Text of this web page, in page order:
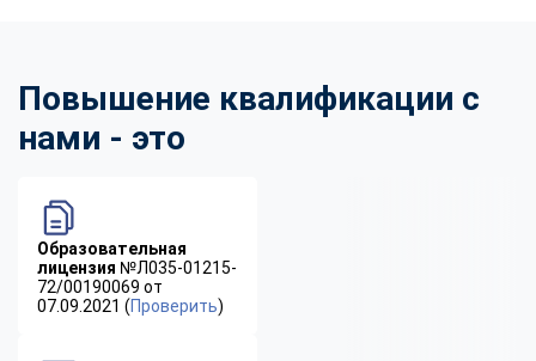
Повышение квалификации с
нами - это
Образовательная
лицензия №Л035-01215-
72/00190069 от
07.09.2021 (Проверить)